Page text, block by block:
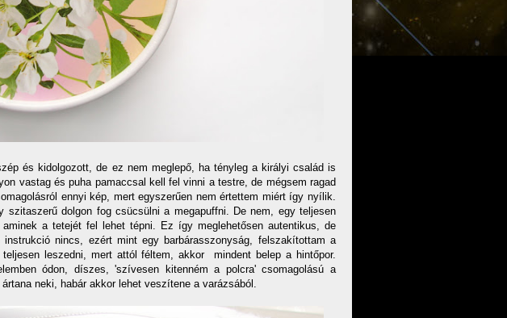
és kidolgozott, de ez nem meglepő, ha tényleg a királyi család is
vastag és puha pamaccsal kell fel vinni a testre, de mégsem ragad
ennyi kép, mert egyszerűen nem értettem miért így nyílik.
szitaszerű dolgon fog csücsülni a megapuffni. De nem, egy teljesen
a tetejét fel lehet tépni. Ez így meglehetősen autentikus, de
nincs, ezért mint egy barbárasszonyság, felszakítottam a
leszedni, mert attól féltem, akkor mindent belep a hintőpor.
ódon, díszes, 'szívesen kitenném a polcra' csomagolású a
neki, habár akkor lehet veszítene a varázsából.